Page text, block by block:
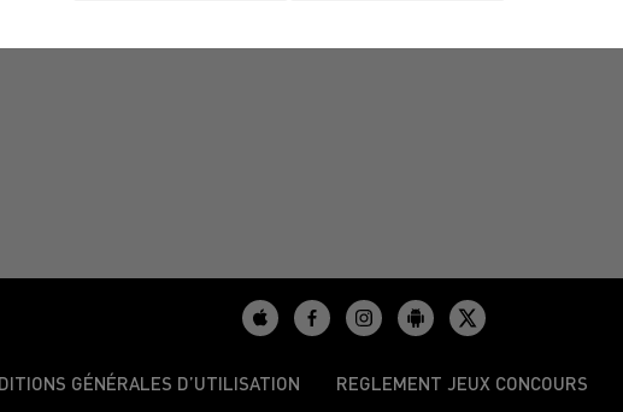
GÉNÉRALES D’UTILISATION REGLEMENT JEUX CONCOURS